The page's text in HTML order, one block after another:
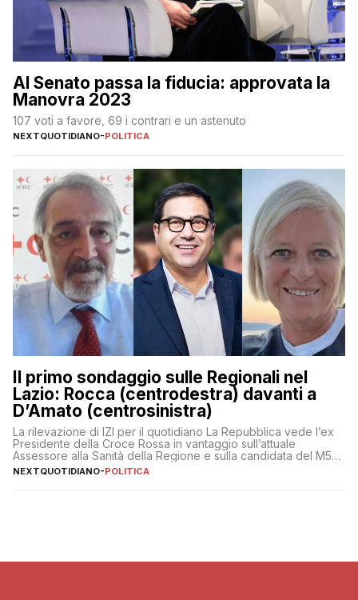
Al Senato passa la fiducia: approvata la
Manovra 2023
107 voti a favore, 69 i contrari e un astenuto
NEXTQUOTIDIANO-POLITICA
Il primo sondaggio sulle Regionali nel
Lazio: Rocca (centrodestra) davanti a
D’Amato (centrosinistra)
La rilevazione di IZI per il quotidiano La Repubblica vede l’ex
Presidente della Croce Rossa in vantaggio sull’attuale
Assessore alla Sanità della Regione e sulla candidata del M5S
Donatella Bianchi
NEXTQUOTIDIANO-POLITICA